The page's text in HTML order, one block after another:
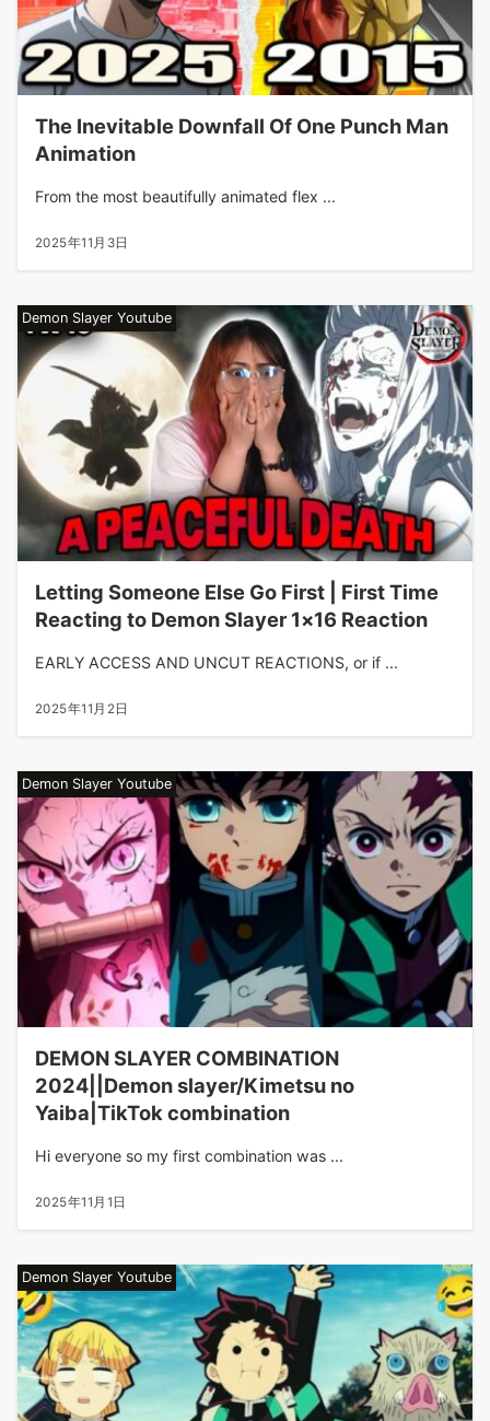
The Inevitable Downfall Of One Punch Man
Animation
From the most beautifully animated flex ...
2025年11月3日
Demon Slayer Youtube
Letting Someone Else Go First | First Time
Reacting to Demon Slayer 1×16 Reaction
EARLY ACCESS AND UNCUT REACTIONS, or if ...
2025年11月2日
Demon Slayer Youtube
DEMON SLAYER COMBINATION
2024||Demon slayer/Kimetsu no
Yaiba|TikTok combination
Hi everyone so my first combination was ...
2025年11月1日
Demon Slayer Youtube